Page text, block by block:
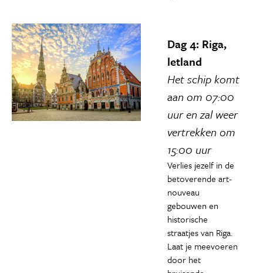
Dag 4: Riga,
letland
Het schip komt
aan om 07:00
uur en zal weer
vertrekken om
15:00 uur
Verlies jezelf in de
betoverende art-
nouveau
gebouwen en
historische
straatjes van Riga.
Laat je meevoeren
door het